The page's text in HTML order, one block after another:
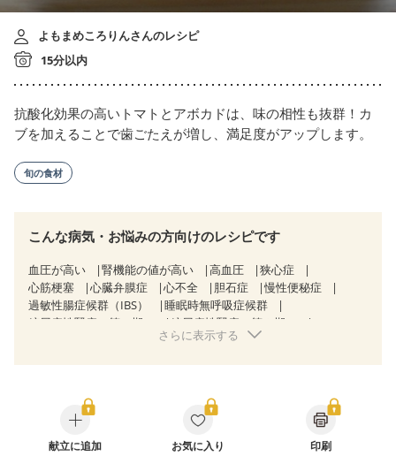
よもまめころりんさんのレシピ
15分以内
抗酸化効果の高いトマトとアボカドは、味の相性も抜群！カ
ブを加えることで歯ごたえが増し、満足度がアップします。
旬の食材
こんな病気・お悩みの方向けのレシピです
血圧が高い 腎機能の値が高い 高血圧
狭心症
心筋梗塞
心臓弁膜症 心不全 胆石症
慢性便秘症
過敏性腸症候群（IBS）
睡眠時無呼吸症候群
糖尿病性腎症（第１期）
糖尿病性腎症（第２期）
CKD（ステージ１）
乳がん治療を終えた方・経過観察中の方など
味の感じ方が変わった
食欲がない
妊婦健診・体重増加が気になる（初期）
さらに表示する
献立に追加 お気に入り 印刷